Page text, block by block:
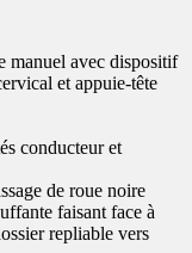
manuel avec dispositif
et appuie-tête
conducteur et
de roue noire
faisant face à
repliable vers